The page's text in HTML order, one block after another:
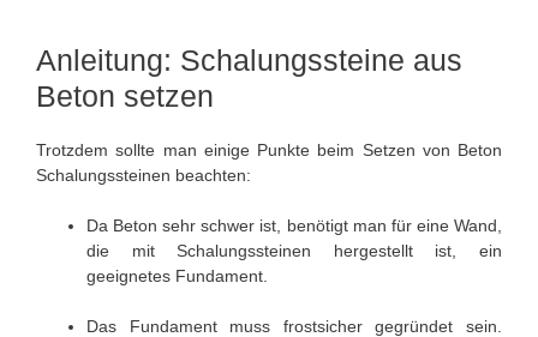
Anleitung: Schalungssteine aus
Beton setzen
Trotzdem sollte man einige Punkte beim Setzen von Beton
Schalungssteinen beachten:
Da Beton sehr schwer ist, benötigt man für eine Wand,
die mit Schalungssteinen hergestellt ist, ein
geeignetes Fundament.
Das Fundament muss frostsicher gegründet sein.